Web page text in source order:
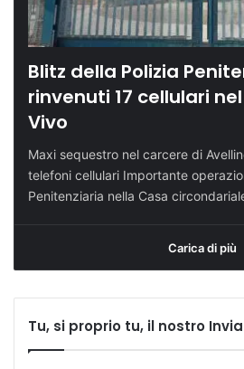
Blitz della Polizia
rinvenuti 17 cellulari
Vivo
Maxi sequestro nel carcere di
telefoni cellulari Importante
Penitenziaria nella Casa
Carica di più
Tu, si proprio tu, il nostro